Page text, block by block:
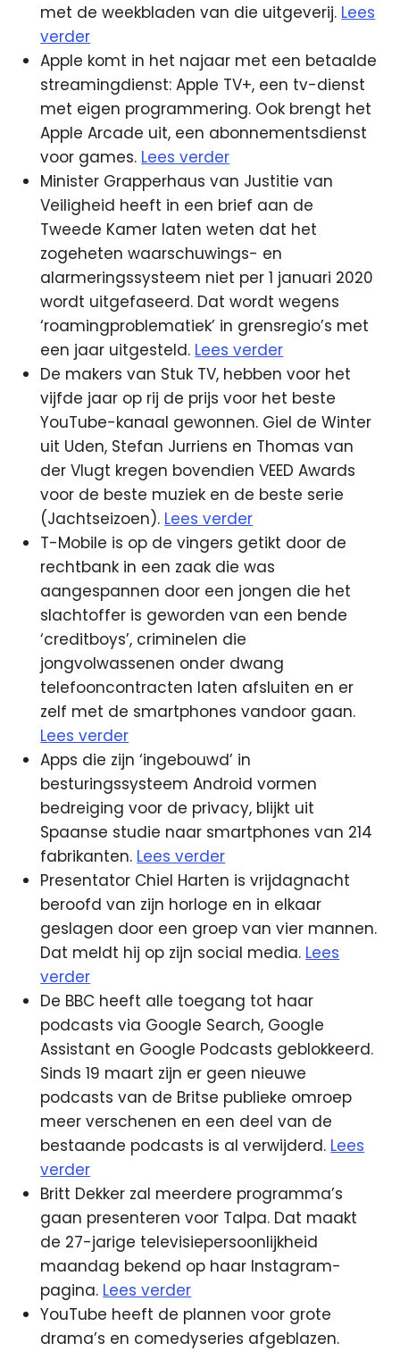
met de weekbladen van die uitgeverij. Lees
verder
Apple komt in het najaar met een betaalde
streamingdienst: Apple TV+, een tv-dienst
met eigen programmering. Ook brengt het
Apple Arcade uit, een abonnementsdienst
voor games. Lees verder
Minister Grapperhaus van Justitie van
Veiligheid heeft in een brief aan de
Tweede Kamer laten weten dat het
zogeheten waarschuwings- en
alarmeringssysteem niet per 1 januari 2020
wordt uitgefaseerd. Dat wordt wegens
‘roamingproblematiek’ in grensregio’s met
een jaar uitgesteld. Lees verder
De makers van Stuk TV, hebben voor het
vijfde jaar op rij de prijs voor het beste
YouTube-kanaal gewonnen. Giel de Winter
uit Uden, Stefan Jurriens en Thomas van
der Vlugt kregen bovendien VEED Awards
voor de beste muziek en de beste serie
(Jachtseizoen). Lees verder
T-Mobile is op de vingers getikt door de
rechtbank in een zaak die was
aangespannen door een jongen die het
slachtoffer is geworden van een bende
‘creditboys’, criminelen die
jongvolwassenen onder dwang
telefooncontracten laten afsluiten en er
zelf met de smartphones vandoor gaan.
Lees verder
Apps die zijn ‘ingebouwd’ in
besturingssysteem Android vormen
bedreiging voor de privacy, blijkt uit
Spaanse studie naar smartphones van 214
fabrikanten. Lees verder
Presentator Chiel Harten is vrijdagnacht
beroofd van zijn horloge en in elkaar
geslagen door een groep van vier mannen.
Dat meldt hij op zijn social media. Lees
verder
De BBC heeft alle toegang tot haar
podcasts via Google Search, Google
Assistant en Google Podcasts geblokkeerd.
Sinds 19 maart zijn er geen nieuwe
podcasts van de Britse publieke omroep
meer verschenen en een deel van de
bestaande podcasts is al verwijderd. Lees
verder
Britt Dekker zal meerdere programma’s
gaan presenteren voor Talpa. Dat maakt
de 27-jarige televisiepersoonlijkheid
maandag bekend op haar Instagram-
pagina. Lees verder
YouTube heeft de plannen voor grote
drama’s en comedyseries afgeblazen.